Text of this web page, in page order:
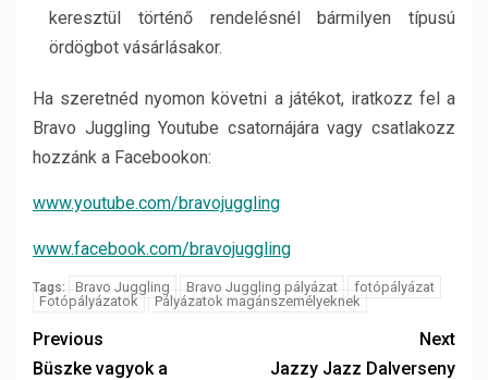
keresztül történő rendelésnél bármilyen típusú
ördögbot vásárlásakor.
Ha szeretnéd nyomon követni a játékot, iratkozz fel a
Bravo Juggling Youtube csatornájára vagy csatlakozz
hozzánk a Facebookon:
www.youtube.com/bravojuggling
www.facebook.com/bravojuggling
Tags: Bravo Juggling Bravo Juggling pályázat
fotópályázat
Fotópályázatok
Pályázatok magánszemélyeknek
Previous
Büszke vagyok a
Next
Jazzy Jazz Dalverseny